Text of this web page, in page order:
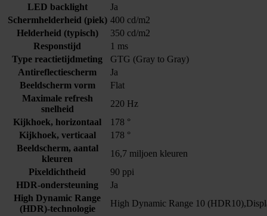
LED backlight
Ja
Schermhelderheid (piek) 400 cd/m2
Helderheid (typisch)
350 cd/m2
Responstijd
1 ms
Type reactietijdmeting
GTG (Gray to Gray)
Antireflectiescherm
Ja
Beeldscherm vorm
Flat
Maximale refresh
snelheid
220 Hz
Kijkhoek, horizontaal
178 °
Kijkhoek, verticaal
178 °
Beeldscherm, aantal
kleuren
16,7 miljoen kleuren
Pixeldichtheid
90 ppi
HDR-ondersteuning
Ja
High Dynamic Range
(HDR)-technologie
High Dynamic Range 10